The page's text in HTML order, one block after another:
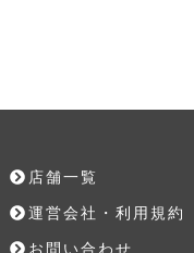
店舗一覧
運営会社・利用規約
お問い合わせ